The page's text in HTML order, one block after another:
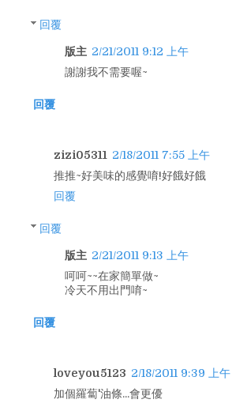
回覆
版主 2/21/2011 9:12 上午
謝謝我不需要喔~
回覆
zizi05311 2/18/2011 7:55 上午
推推~好美味的感覺唷!好餓好餓
回覆
回覆
版主 2/21/2011 9:13 上午
呵呵~~在家簡單做~
冷天不用出門唷~
回覆
loveyou5123 2/18/2011 9:39 上午
加個羅蔔'油條...會更優